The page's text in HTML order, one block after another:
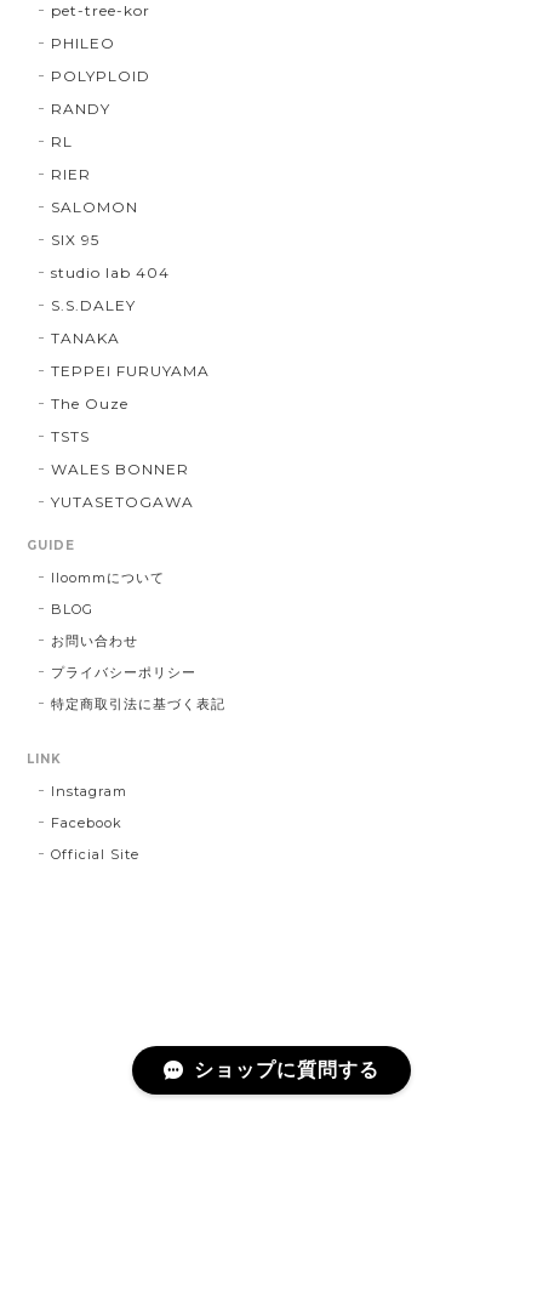
pet-tree-kor
PHILEO
POLYPLOID
RANDY
RL
RIER
SALOMON
SIX 95
studio lab 404
S.S.DALEY
TANAKA
TEPPEI FURUYAMA
The Ouze
TSTS
WALES BONNER
YUTASETOGAWA
GUIDE
lloommについて
BLOG
お問い合わせ
プライバシーポリシー
特定商取引法に基づく表記
LINK
Instagram
Facebook
Official Site
ショップに質問する